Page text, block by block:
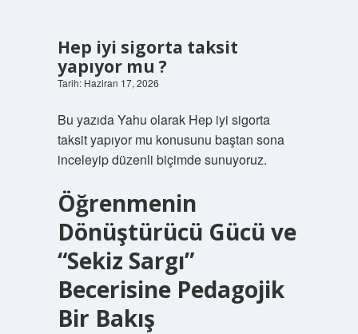
Hep iyi sigorta taksit
yapıyor mu ?
Tarih: Haziran 17, 2026
Bu yazıda Yahu olarak Hep iyi sigorta
taksit yapıyor mu konusunu baştan sona
inceleyip düzenli biçimde sunuyoruz.
Öğrenmenin
Dönüştürücü Gücü ve
“Sekiz Sargı”
Becerisine Pedagojik
Bir Bakış